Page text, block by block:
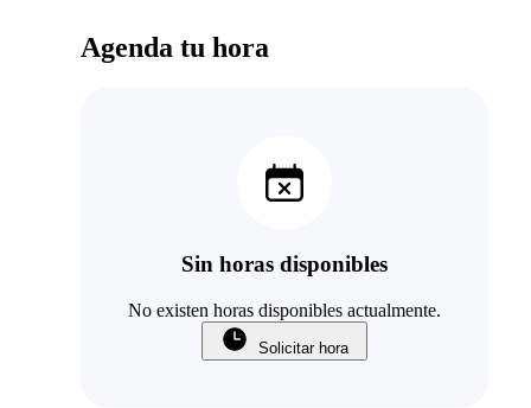
Agenda tu hora
Sin horas disponibles
No existen horas disponibles actualmente.
Solicitar hora